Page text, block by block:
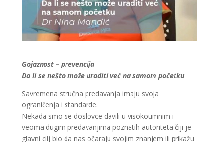
Gojaznost – prevencija
Da li se nešto može uraditi već na samom početku
Savremena stručna predavanja imaju svoja
ograničenja i standarde.
Nekada smo se doslovce davili u visokoumnim i
veoma dugim predavanjima poznatih autoriteta čiji je
glavni cilj bio da nas očaraju svojim znanjem ili prikažu